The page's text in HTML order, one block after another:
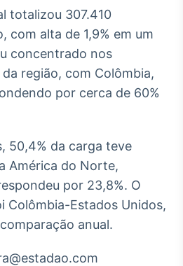
displays e telas
Broadcast
Curadoria
Curadoria de
Broadcast
Radar
Monitoramento
inteligente de
notícias e
totalizou 307.410
com alta de 1,9% em um
concentrado nos
região, com Colômbia,
por cerca de 60%
50,4% da carga teve
América do Norte,
por 23,8%. O
Colômbia-Estados Unidos,
anual.